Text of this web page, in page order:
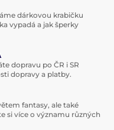
dárkovou krabičku
vypadá a jak šperky
dopravu po ČR i SR
dopravy a platby.
fantasy, ale také
si více o významu různých